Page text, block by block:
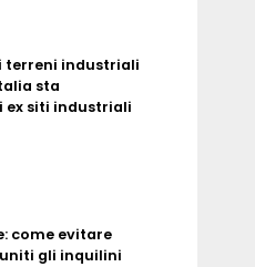
terreni industriali
sta
ex siti industriali
come evitare
gli inquilini